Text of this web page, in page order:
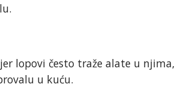
lopovi često traže alate u njima,
u kuću.